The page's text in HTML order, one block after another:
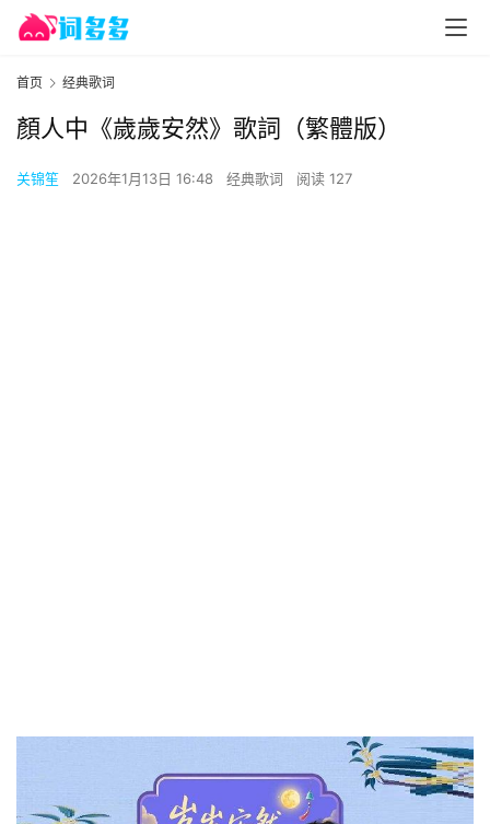
首页 经典歌词
顏人中《歲歲安然》歌詞（繁體版）
关锦笙 2026年1月13日 16:48 经典歌词 阅读 127